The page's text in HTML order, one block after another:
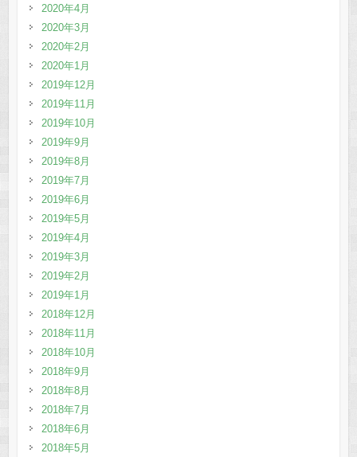
2020年4月
2020年3月
2020年2月
2020年1月
2019年12月
2019年11月
2019年10月
2019年9月
2019年8月
2019年7月
2019年6月
2019年5月
2019年4月
2019年3月
2019年2月
2019年1月
2018年12月
2018年11月
2018年10月
2018年9月
2018年8月
2018年7月
2018年6月
2018年5月